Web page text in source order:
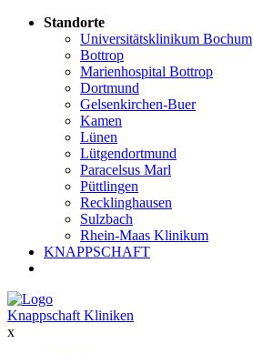
Standorte
Universitätsklinikum Bochum
Bottrop
Marienhospital Bottrop
Dortmund
Gelsenkirchen-Buer
Kamen
Lünen
Lütgendortmund
Paracelsus Marl
Püttlingen
Recklinghausen
Sulzbach
Rhein-Maas Klinikum
KNAPPSCHAFT
Knappschaft Kliniken
x